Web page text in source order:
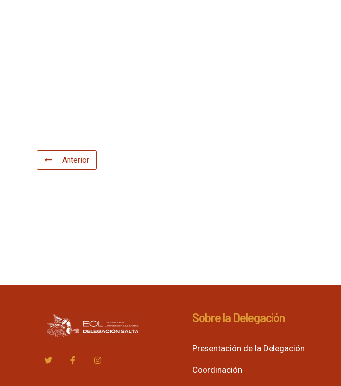
Anterior
Sobre la Delegación
Presentación de la Delegación
Coordinación